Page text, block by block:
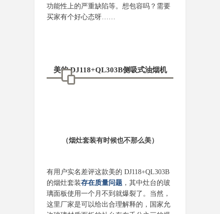
功能性上的严重缺陷等。想包容吗？需要
买家有个好心态呀……
美的 DJ118+QL303B侧吸式油烟机
（烟灶套装有时候也不那么美）
有用户实名差评这款美的 DJ118+QL303B
的烟灶套装存在质量问题，其中灶台的玻
璃面板使用一个月不到就爆裂了。当然，
这里厂家是可以给出合理解释的，国家允